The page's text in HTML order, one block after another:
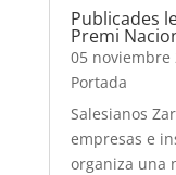
Publicades
Premi
05 noviembre
Portada
Salesianos
empresas e
organiza una